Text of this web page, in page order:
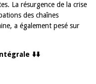
La résurgence de la crise
des chaînes
a également pesé sur
⬇️⬇️